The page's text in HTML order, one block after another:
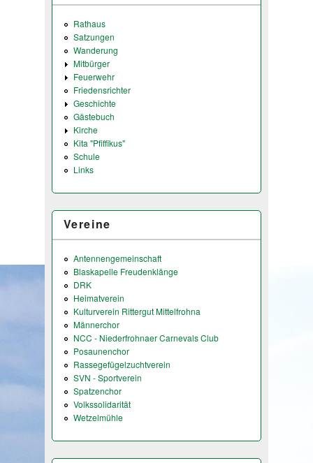
Rathaus
Satzungen
Wanderung
Mitbürger
Feuerwehr
Friedensrichter
Geschichte
Gästebuch
Kirche
Kita "Pfiffikus"
Schule
Links
Vereine
Antennengemeinschaft
Blaskapelle Freudenklänge
DRK
Heimatverein
Kulturverein Rittergut Mittelfrohna
Männerchor
NCC - Niederfrohnaer Carnevals Club
Posaunenchor
Rassegefügelzuchtverein
SVN - Sportverein
Spatzenchor
Volkssolidarität
Wetzelmühle